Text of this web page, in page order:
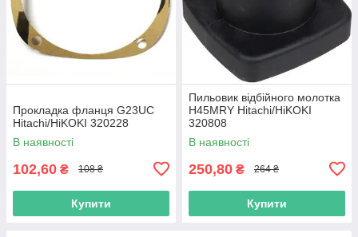
Прокладка фланця G23UC
Hitachi/HiKOKI 320228
В наявності
102,60 ₴ 108 ₴
Купити
Пильовик відбійного молотка
H45MRY Hitachi/HiKOKI
320808
В наявності
250,80 ₴ 264 ₴
Купити